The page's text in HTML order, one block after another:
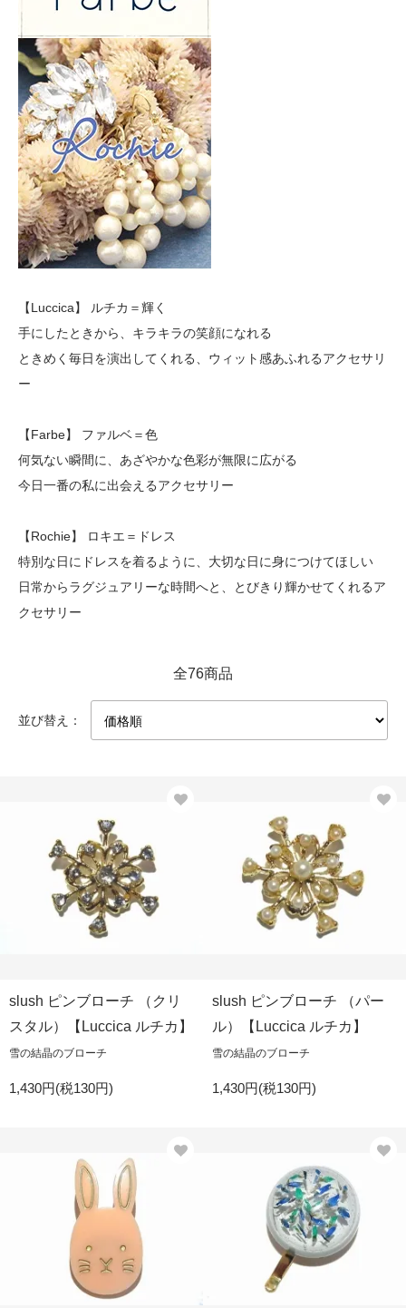
【Luccica】 ルチカ＝輝く
手にしたときから、キラキラの笑顔になれる
ときめく毎日を演出してくれる、ウィット感あふれるアクセサリ
ー
【Farbe】 ファルベ＝色
何気ない瞬間に、あざやかな色彩が無限に広がる
今日一番の私に出会えるアクセサリー
【Rochie】 ロキエ＝ドレス
特別な日にドレスを着るように、大切な日に身につけてほしい
日常からラグジュアリーな時間へと、とびきり輝かせてくれるア
クセサリー
全76商品
並び替え：
slush ピンブローチ （クリ
スタル）【Luccica ルチカ】
雪の結晶のブローチ
1,430円(税130円)
slush ピンブローチ （パー
ル）【Luccica ルチカ】
雪の結晶のブローチ
1,430円(税130円)